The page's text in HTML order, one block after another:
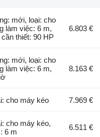
mới, loại: cho
làm việc: 6 m,
thiết: 90 HP
6.803 €
mới, loại: cho
làm việc: 6 m,
8.163 €
cho máy kéo 7.969 €
cho máy kéo,
6 m
6.511 €